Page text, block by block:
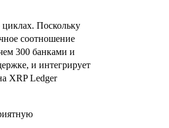
Поскольку
соотношение
300 банками и
и интегрирует
XRP Ledger